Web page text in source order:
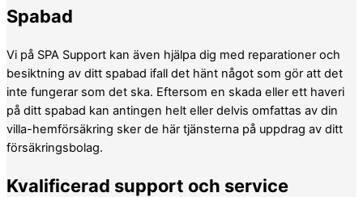
Spabad
Vi på SPA Support kan även hjälpa dig med reparationer och
besiktning av ditt spabad ifall det hänt något som gör att det
inte fungerar som det ska. Eftersom en skada eller ett haveri
på ditt spabad kan antingen helt eller delvis omfattas av din
villa-hemförsäkring sker de här tjänsterna på uppdrag av ditt
försäkringsbolag.
Kvalificerad support och service